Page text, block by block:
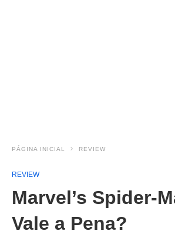
PÁGINA INICIAL REVIEW
REVIEW
Marvel’s Spider-
Vale a Pena?